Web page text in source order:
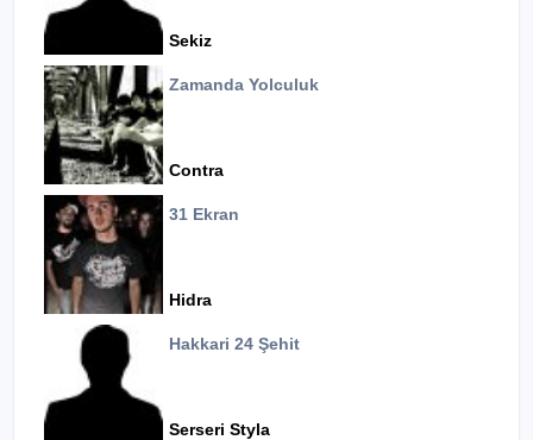
Sekiz
Zamanda Yolculuk
Contra
31 Ekran
Hidra
Hakkari 24 Şehit
Serseri Styla